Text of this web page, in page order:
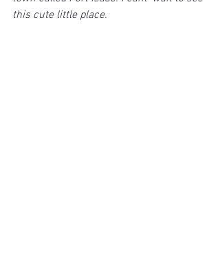
this cute little place.